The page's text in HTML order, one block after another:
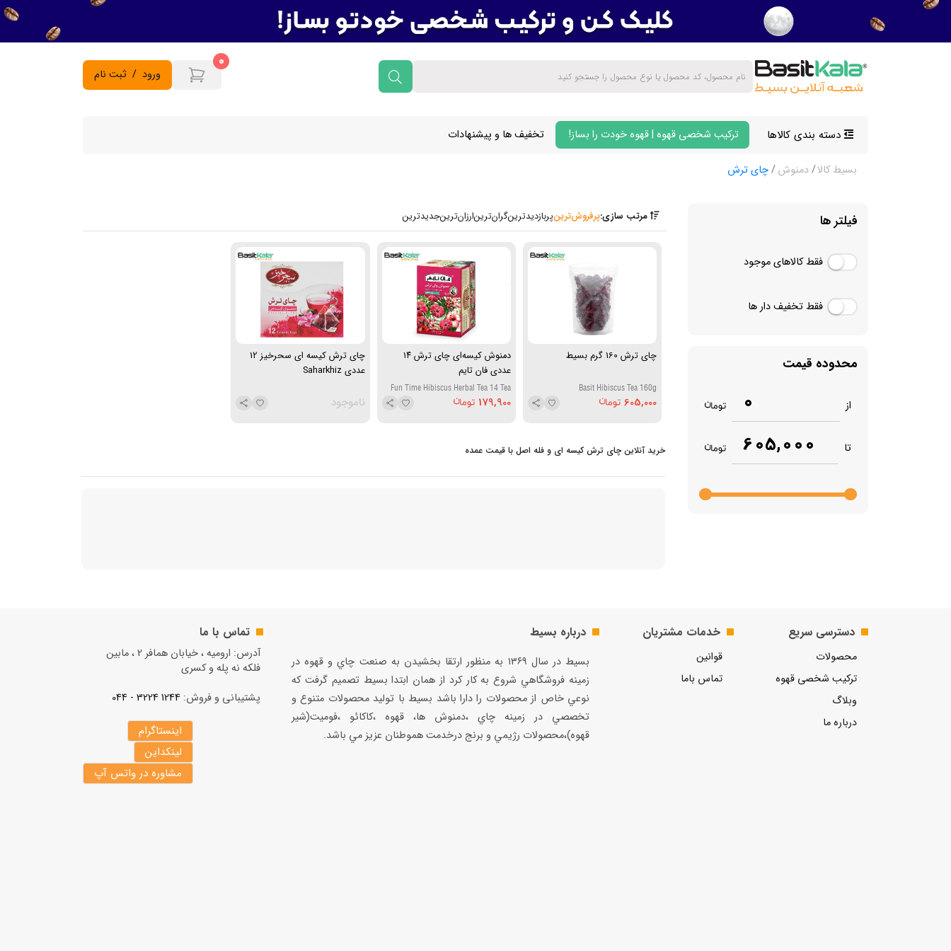
ثبت نام / ورود
0
دسته بندی کالاها ترکیب شخصی قهوه | قهوه خودت را بساز! تخفیف ها و پیشنهادات
بسیط کالا دمنوش چای ترش
مرتب سازی:پرفروش‌ترین‌پربازدیدترینگران‌ترینارزان‌ترینجدیدترین
چای ترش 160 گرم بسیط
Basit Hibiscus Tea 160g
605,000
دمنوش کیسه‌ای چای ترش ۱۴
عددی فان تایم
Fun Time Hibiscus Herbal Tea 14 Tea
Bags
179,900
چای ترش کیسه ای سحرخیز 12
عددی Saharkhiz
ناموجود
خرید آنلاین چای ترش کیسه ای و فله اصل با قیمت عمده
فیلتر ها
فقط کالاهای موجود
فقط تخفیف دار ها
محدوده قیمت
از 0
تا 605,000
دسترسی سریع
محصولات
ترکیب شخصی قهوه
وبلاگ
درباره ما
خدمات مشتریان
قوانین
تماس باما
درباره بسیط
بسيط در سال ۱۳۶۹ به منظور ارتقا بخشيدن به صنعت چاي و قهوه در
زمينه فروشگاهي شروع به كار كرد از همان ابتدا بسيط تصميم گرفت كه
نوعي خاص از محصولات را دارا باشد بسيط با توليد محصولات متنوع و
تخصصي در زمينه چاي ،دمنوش ها، قهوه ،كاكائو ،فوميت(شير
قهوه)،محصولات رژيمي و برنج درخدمت هموطنان عزيز مي باشد.
تماس با ما
آدرس: ارومیه ، خیابان همافر 2 ، مابين
فلكه نه پله و کسری
پشتیبانی و فروش: 1244 3224 - 044
اینستاگرام
لینکداین
مشاوره در واتس آپ